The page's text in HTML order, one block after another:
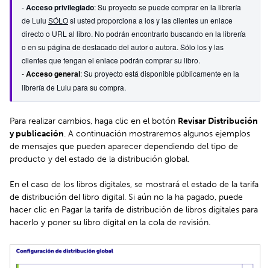
- Acceso privilegiado: Su proyecto se puede comprar en la librería
de Lulu SÓLO si usted proporciona a los y las clientes un enlace
directo o URL al libro. No podrán encontrarlo buscando en la librería
o en su página de destacado del autor o autora. Sólo los y las
clientes que tengan el enlace podrán comprar su libro.
- Acceso general: Su proyecto está disponible públicamente en la
librería de Lulu para su compra.
Para realizar cambios, haga clic en el botón Revisar Distribución
y publicación. A continuación mostraremos algunos ejemplos
de mensajes que pueden aparecer dependiendo del tipo de
producto y del estado de la distribución global.
En el caso de los libros digitales, se mostrará el estado de la tarifa
de distribución del libro digital. Si aún no la ha pagado, puede
hacer clic en Pagar la tarifa de distribución de libros digitales para
hacerlo y poner su libro digital en la cola de revisión.